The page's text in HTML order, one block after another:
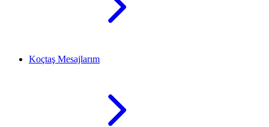
Koçtaş Mesajlarım